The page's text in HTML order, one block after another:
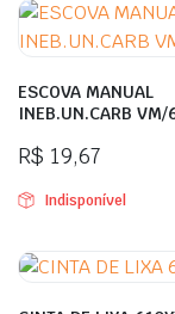
ESCOVA MANUAL
INEB.UN.CARB VM/
R$ 19,67
Indisponível